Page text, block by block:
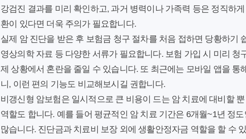
강검진 결과를 미리 확인하고, 과거 병력이나 가족력 등은 정직하
환이 있다면 더욱 주의가 필요합니다.
실제 암 진단을 받은 후 보험금 청구 절차를 처음 접하면 당황하기
영상의학 자료 등 다양한 서류가 필요합니다. 보험 가입 시 미리 청
제 상황에서 혼란을 줄일 수 있습니다. 또 최근에는 모바일 앱을
니, 이런 편의 기능도 비교해보시길 권합니다.
비갱신형 암보험은 일시적으로 큰 비용이 드는 암 치료에 대비할
역할도 합니다. 예를 들어 평균적인 암 치료 기간은 6개월~1년 정
많습니다. 진단금과 치료비 보장 외에 생활안정자금 역할을 할 수